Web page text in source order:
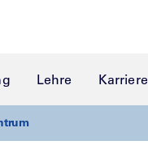
Lehre Karriere